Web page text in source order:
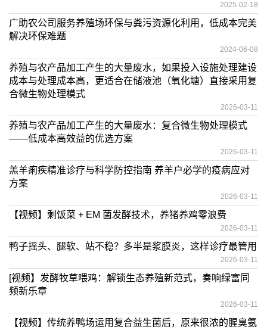
2025-02-18
广助农公司服务养殖场环保与粪污资源化利用，低成本完美
解决环保难题
2024-06-08
养殖与农产品加工产生的大量废水，如果投入设施处理建设
成本与处理成本高，更适合在储液池（氧化塘）直接采用复
合微生物处理模式
2026-03-11
养殖与农产品加工产生的大量废水：复合微生物处理模式
——低成本高效益的优选方案
2026-03-11
羔羊痢疾精准诊疗与科学防控指南 养羊户必学的疫病应对
方案
2026-03-11
【视频】剩饭菜 + EM 菌发酵技术，养猪养鸡零浪费
2026-03-11
鸭子摇头、腿软、站不稳？多半是浆膜炎，这样诊疗最管用
2026-03-11
[视频】发酵牧草喂鸡：解锁生态养殖新范式，奏响绿富同
频新乐章
2026-03-11
【视频】传统养鸭场运用复合益生菌后，原来很浓的腥臭氨